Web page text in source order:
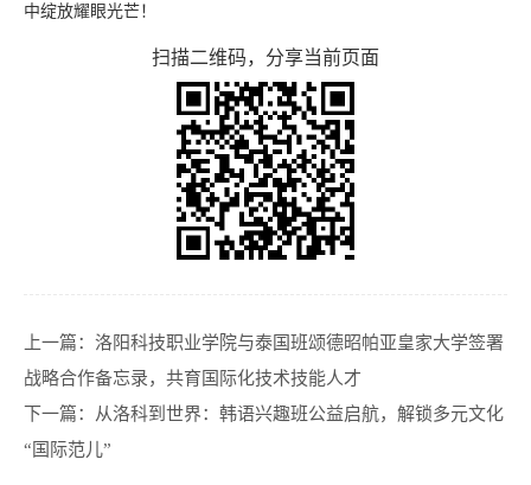
中绽放耀眼光芒！
扫描二维码，分享当前页面
上一篇： 洛阳科技职业学院与泰国班颂德昭帕亚皇家大学签署
战略合作备忘录，共育国际化技术技能人才
下一篇：
从洛科到世界：韩语兴趣班公益启航，解锁多元文化
“国际范儿”